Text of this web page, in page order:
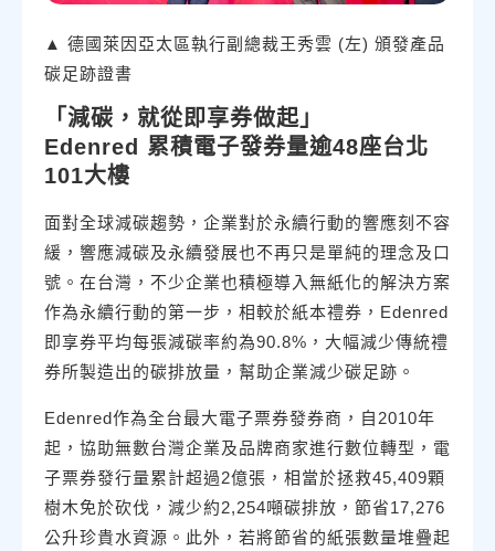
▲ 德國萊因亞太區執行副總裁王秀雲 (左) 頒發產品
碳足跡證書
「減碳，就從即享券做起」
Edenred 累積電子發券量逾48座台北
101大樓
面對全球減碳趨勢，企業對於永續行動的響應刻不容
緩，響應減碳及永續發展也不再只是單純的理念及口
號。在台灣，不少企業也積極導入無紙化的解決方案
作為永續行動的第一步，相較於紙本禮券，Edenred
即享券平均每張減碳率約為90.8%，大幅減少傳統禮
券所製造出的碳排放量，幫助企業減少碳足跡。
Edenred作為全台最大電子票券發券商，自2010年
起，協助無數台灣企業及品牌商家進行數位轉型，電
子票券發行量累計超過2億張，相當於拯救45,409顆
樹木免於砍伐，減少約2,254噸碳排放，節省17,276
公升珍貴水資源。此外，若將節省的紙張數量堆疊起